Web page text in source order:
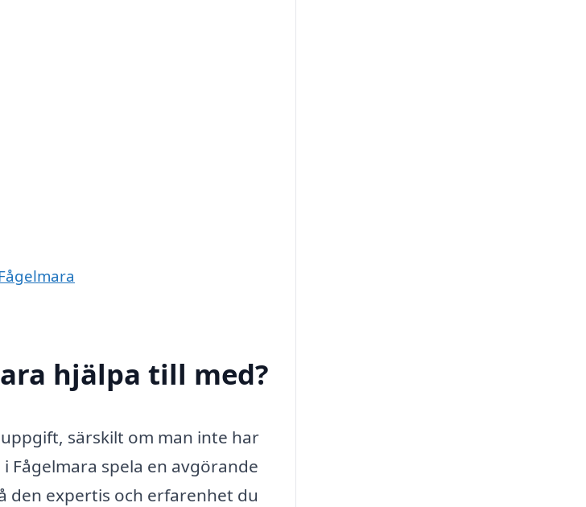
hjälpa till med?
särskilt om man inte har
spela en avgörande
den expertis och erfarenhet du